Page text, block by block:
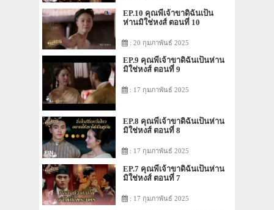
EP.10 คุณพี่เจ้าขาดิฉันเป็น
ห่านมิใช่หงส์ ตอนที่ 10
: 20 กุมภาพันธ์ 2025
EP.9 คุณพี่เจ้าขาดิฉันเป็นห่าน
มิใช่หงส์ ตอนที่ 9
: 17 กุมภาพันธ์ 2025
EP.8 คุณพี่เจ้าขาดิฉันเป็นห่าน
มิใช่หงส์ ตอนที่ 8
: 17 กุมภาพันธ์ 2025
EP.7 คุณพี่เจ้าขาดิฉันเป็นห่าน
มิใช่หงส์ ตอนที่ 7
: 17 กุมภาพันธ์ 2025